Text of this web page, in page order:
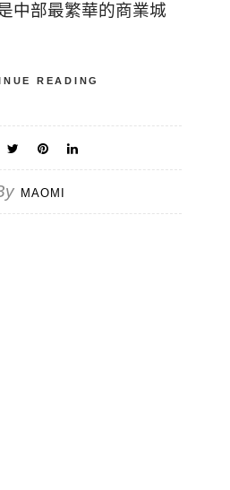
中部最繁華的商業城
READING
MAOMI